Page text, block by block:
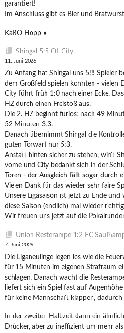
garantiert!
Im Anschluss gibt es Bier und
KaRO Hopp ♦️
Shingal 5:5 OL City
11. Juni 2026
Zu Anfang hat Shingal uns 5!!! Spieler
dem Großfeld spielen konnten - vielen
City führt früh 1:0 nach einer Ecke.
HZ durch einen Freistoß aus.
Die 2. HZ beginnt furios: nach 49
52 Minuten 3:3.
Danach übernimmt Shingal die
guten Torwart nur 5:3.
Anstatt hinten sicher zu stehen, wirft
vorne und City bedankt sich in der
Toren - der Ausgleich fällt sogar durch
Vielen Dank für das wieder sehr faire
Unsere Ligasaison ist jetzt zu Ende und
diese Saison (endlich) mal wieder
Wir freuen uns jetzt auf die
Union Resterampe 1:2 FC
7. Juni 2026
Die Liganeulinge legen los wie die
für 15 Minuten im eigenen Strafraum
schlagen. Danach wacht die
liefert sich ein Spiel fast auf
für keine Mannschaft klappen, dadurch
In der zweiten Halbzeit dann ein
Drücker, aber zu ineffizient um mehr